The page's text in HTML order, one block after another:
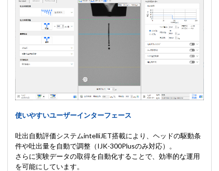
使いやすいユーザーインターフェース
吐出自動評価システムintelliJET搭載により、ヘッドの駆動条
件や吐出量を自動で調整（IJK-300Plusのみ対応）。
さらに実験データの取得を自動化することで、効率的な運用
を可能にしています。